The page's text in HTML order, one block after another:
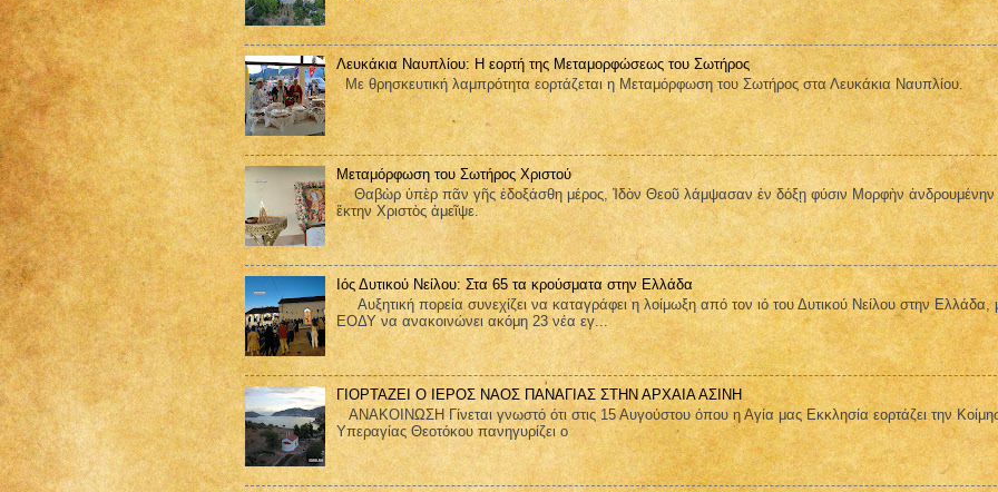
Λευκάκια Ναυπλίου: Η εορτή της Μεταμορφώσεως του Σωτήρος
Με θρησκευτική λαμπρότητα εορτάζεται η Μεταμόρφωση του Σωτήρος στα Λευκάκια Ναυπλίου.
Μεταμόρφωση του Σωτήρος Χριστού
Θαβὼρ ὑπὲρ πᾶν γῆς ἐδοξάσθη μέρος, Ἰδὸν Θεοῦ λάμψασαν ἐν δόξῃ φύσιν Μορφὴν ἀνδρουμένην
ἕκτην Χριστὸς ἀμεῖψε.
Ιός Δυτικού Νείλου: Στα 65 τα κρούσματα στην Ελλάδα
Αυξητική πορεία συνεχίζει να καταγράφει η λοίμωξη από τον ιό του Δυτικού Νείλου στην Ελλάδα,
ΕΟΔΥ να ανακοινώνει ακόμη 23 νέα εγ...
ΓΙΟΡΤΑΖΕΙ Ο ΙΕΡΟΣ ΝΑΟΣ ΠΑΝΑΓΙΑΣ ΣΤΗΝ ΑΡΧΑΙΑ ΑΣΙΝΗ
ΑΝΑΚΟΙΝΩΣΗ Γίνεται γνωστό ότι στις 15 Αυγούστου όπου η Αγία μας Εκκλησία εορτάζει την
Υπεραγίας Θεοτόκου πανηγυρίζει ο